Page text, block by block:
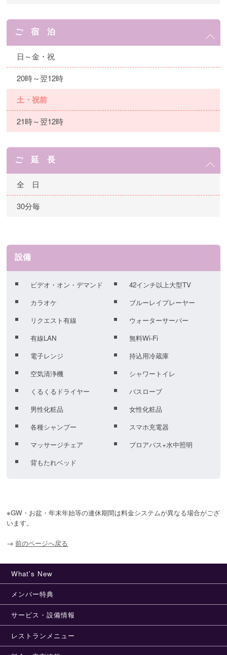
ご 宿 泊
日～金・祝
20時～翌12時
土・祝前
21時～翌12時
ご 延 長
全 日
30分毎
設備
ビデオ・オン・デマンド
42インチ以上大型TV
カラオケ
ブルーレイプレーヤー
リクエスト有線
ウォーターサーバー
有線LAN
無料Wi-Fi
電子レンジ
持込用冷蔵庫
空気清浄機
シャワートイレ
くるくるドライヤー
バスローブ
男性化粧品
女性化粧品
各種シャンプー
スマホ充電器
マッサージチェア
ブロアバス+水中照明
背もたれベッド
※GW・お盆・年末年始等の連休期間は料金システムが異なる場合がござ
います。
→ 前のページへ戻る
What's New
メンバー特典
サービス・設備情報
レストランメニュー